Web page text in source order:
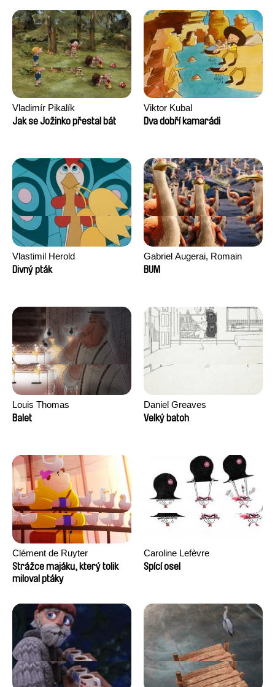
Vladimír Pikalík
Jak se Jožinko přestal bát
Viktor Kubal
Dva dobří kamarádi
Vlastimil Herold
Divný pták
Gabriel Augerai, Romain
Augier, Laurie Pereira De
BUM
Louis Thomas
Balet
Daniel Greaves
Velký batoh
Clément de Ruyter
Strážce majáku, který tolik
miloval ptáky
Caroline Lefèvre
Spící osel